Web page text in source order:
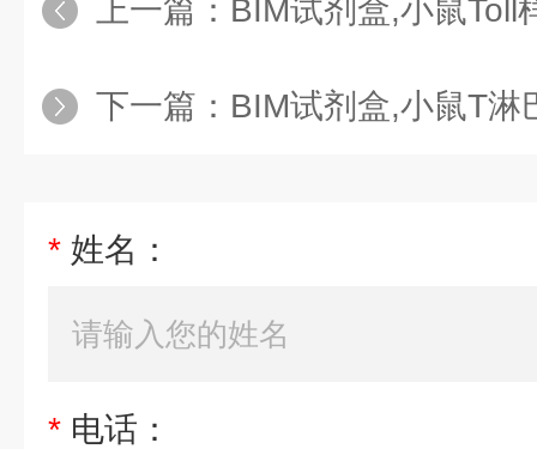
上一篇： BIM试剂盒,小鼠Toll样受体2
下一篇： BIM试剂盒,小鼠T淋巴细胞亚群（
* 姓名：
* 电话：